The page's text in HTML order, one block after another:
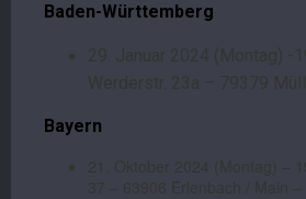
Baden-Württemberg
Bayern